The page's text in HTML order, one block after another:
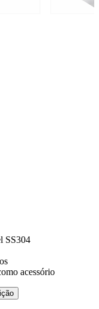
SS304
acessório